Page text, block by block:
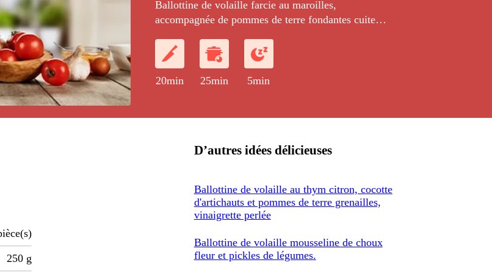
Ballottine de volaille farcie au maroilles,
accompagnée de pommes de terre fondantes cuites
20min 25min 5min
250 g
D’autres idées délicieuses
Ballottine de volaille au thym citron, cocotte
d'artichauts et pommes de terre grenailles,
vinaigrette perlée
Ballottine de volaille mousseline de choux
fleur et pickles de légumes.